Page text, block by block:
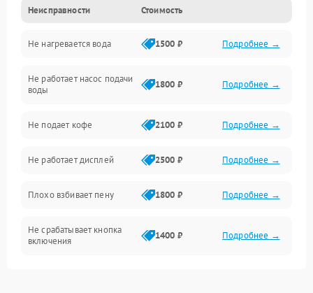
Прочие неисправности
Включение и работа
Проблемы с водой
Проблемы с капучинатором и паром
Управление и электроника
Программное обеспечение
Неисправности Стоимость
Не нагревается вода 1500 ₽ Подробнее →
Не работает насос подачи
воды
1800 ₽ Подробнее →
Не подает кофе 2100 ₽ Подробнее →
Не работает дисплей 2500 ₽ Подробнее →
Плохо взбивает пену 1800 ₽ Подробнее →
Не срабатывает кнопка
включения
1400 ₽ Подробнее →